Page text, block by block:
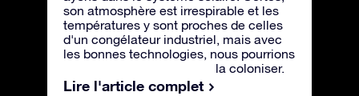
son atmosphère est irrespirable et les
températures y sont proches de celles
d'un congélateur industriel, mais avec
les bonnes technologies, nous pourrions
la coloniser.
Lire l'article complet